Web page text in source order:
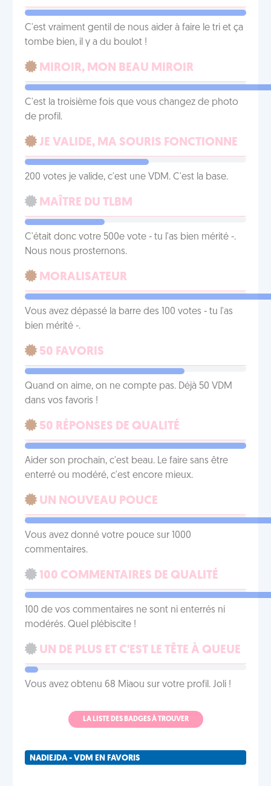
C'est vraiment gentil de nous aider à faire le tri et ça
tombe bien, il y a du boulot !
MIROIR, MON BEAU MIROIR
C'est la troisième fois que vous changez de photo
de profil.
JE VALIDE, MA SOURIS FONCTIONNE
200 votes je valide, c'est une VDM. C'est la base.
MAÎTRE DU TLBM
C'était donc votre 500e vote - tu l'as bien mérité -.
Nous nous prosternons.
MORALISATEUR
Vous avez dépassé la barre des 100 votes - tu l'as
bien mérité -.
50 FAVORIS
Quand on aime, on ne compte pas. Déjà 50 VDM
dans vos favoris !
50 RÉPONSES DE QUALITÉ
Aider son prochain, c'est beau. Le faire sans être
enterré ou modéré, c'est encore mieux.
UN NOUVEAU POUCE
Vous avez donné votre pouce sur 1000
commentaires.
100 COMMENTAIRES DE QUALITÉ
100 de vos commentaires ne sont ni enterrés ni
modérés. Quel plébiscite !
UN DE PLUS ET C'EST LE TÊTE À QUEUE
Vous avez obtenu 68 Miaou sur votre profil. Joli !
LA LISTE DES BADGES À TROUVER
NADIEJDA - VDM EN FAVORIS